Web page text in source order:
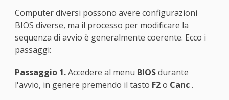
Computer diversi possono avere configurazioni
BIOS diverse, ma il processo per modificare la
sequenza di avvio è generalmente coerente. Ecco i
passaggi:
Passaggio 1.Accedere al menu BIOSdurante
l'avvio, in genere premendo il tasto F2o Canc.